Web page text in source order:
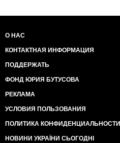
О НАС
КОНТАКТНАЯ ИНФОРМАЦИЯ
ПОДДЕРЖАТЬ
ФОНД ЮРИЯ БУТУСОВА
РЕКЛАМА
УСЛОВИЯ ПОЛЬЗОВАНИЯ
ПОЛИТИКА КОНФИДЕНЦИАЛЬНОСТИ
НОВИНИ УКРАЇНИ СЬОГОДНІ